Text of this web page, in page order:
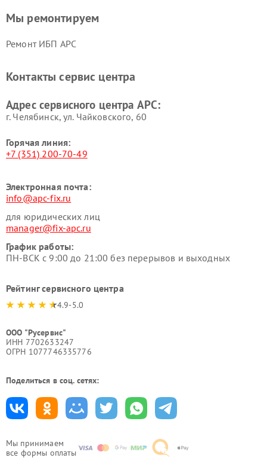
Мы принимаем
все формы оплаты
Мы ремонтируем
Ремонт ИБП APC
Контакты сервис центра
Адрес сервисного центра APC:
г. Челябинск, ул. Чайковского, 60
Горячая линия:
+7 (351) 200-70-49
Электронная почта:
info@apc-fix.ru
для юридических лиц
manager@fix-apc.ru
График работы:
ПН-ВСК с 9:00 до 21:00 без перерывов и выходных
Рейтинг сервисного центра
4.9-5.0
ООО "Русервис"
ИНН 7702633247
ОГРН 1077746335776
Поделиться в соц. сетях: